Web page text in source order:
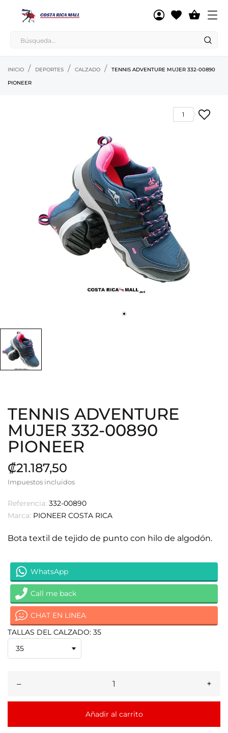

INICIO DEPORTES CALZADO
TENNIS ADVENTURE MUJER 332-00890
PIONEER
1
TENNIS ADVENTURE
MUJER 332-00890
PIONEER
₡21.187,50
Impuestos incluidos
Referencia: 332-00890
Marca: PIONEER COSTA RICA
Bota textil de tejido de punto con hilo de algodón.
WhatsApp
Call me back
CHAT EN LINEA
TALLAS DEL CALZADO: 35
– +
Añadir al carrito